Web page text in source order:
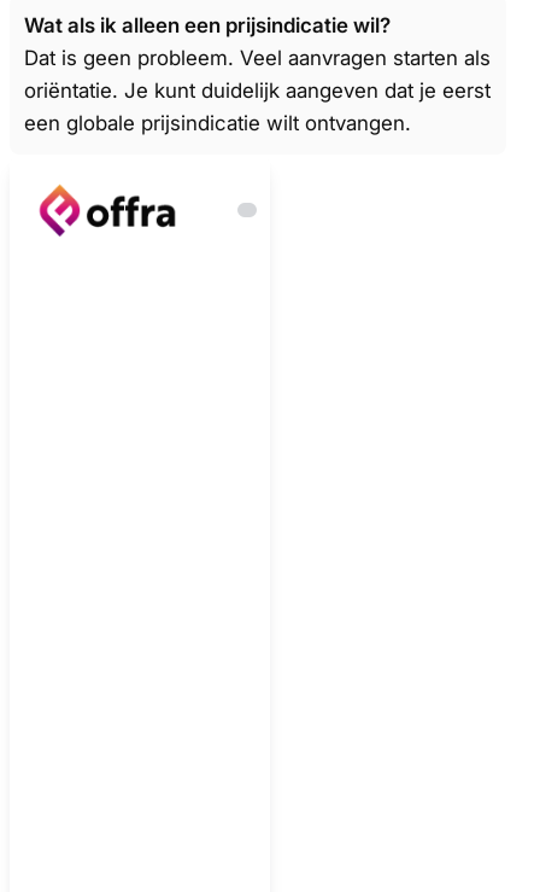
Wat als ik alleen een prijsindicatie wil?
Dat is geen probleem. Veel aanvragen starten als
oriëntatie. Je kunt duidelijk aangeven dat je eerst
een globale prijsindicatie wilt ontvangen.